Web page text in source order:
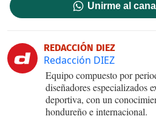
Unirme al
REDACCIÓN DIEZ
Redacción DIEZ
Equipo compuesto por
diseñadores especializados
deportiva, con un
hondureño e internacional.